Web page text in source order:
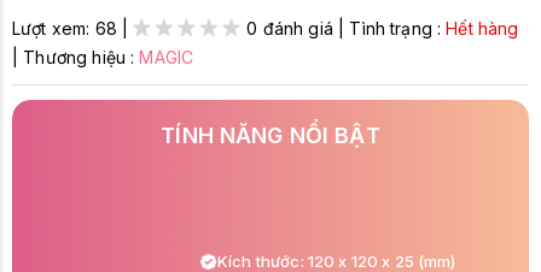
Lượt xem: 68 | 0 đánh giá Tình trạng :Hết hàng
Thương hiệu :MAGIC
TÍNH NĂNG NỔI BẬT
Kích thước: 120 x 120 x 25 (mm)